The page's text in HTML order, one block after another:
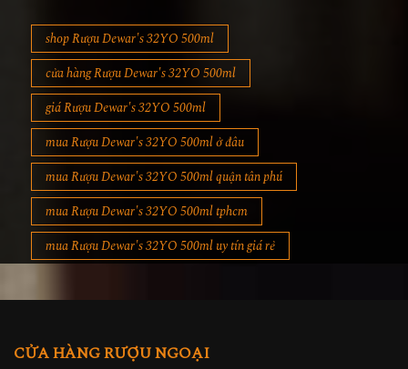
shop Rượu Dewar's 32YO 500ml
cửa hàng Rượu Dewar's 32YO 500ml
giá Rượu Dewar's 32YO 500ml
mua Rượu Dewar's 32YO 500ml ở đâu
mua Rượu Dewar's 32YO 500ml quận tân phú
mua Rượu Dewar's 32YO 500ml tphcm
mua Rượu Dewar's 32YO 500ml uy tín giá rẻ
CỬA HÀNG RƯỢU NGOẠI